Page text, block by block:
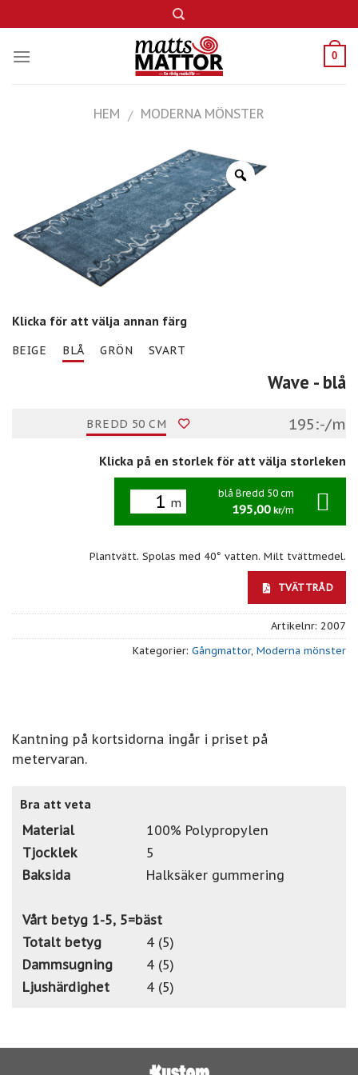
to
content
0
HEM / MODERNA MÖNSTER
Klicka för att välja annan färg
BEIGE BLÅ GRÖN SVART
Wave - blå
BREDD 50 CM 195:-/m
Klicka på en storlek för att välja storleken
m
blå Bredd 50 cm
195,00 kr/m
Plantvätt. Spolas med 40° vatten. Milt tvättmedel.
TVÄTTRÅD
Artikelnr: 2007
Kategorier: Gångmattor, Moderna mönster
Kantning på kortsidorna ingår i priset på
metervaran.
Bra att veta
Material
100% Polypropylen
Tjocklek
5
Baksida
Halksäker gummering
Vårt betyg 1-5, 5=bäst
Totalt betyg
4 (5)
Dammsugning
4 (5)
Ljushärdighet
4 (5)